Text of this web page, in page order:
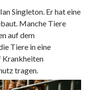
Singleton. Er hat eine
Manche Tiere
auf dem
Tiere in eine
Krankheiten
tragen.